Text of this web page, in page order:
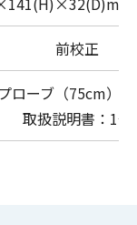
前校正
プローブ（75cm）：
取扱説明書：1部